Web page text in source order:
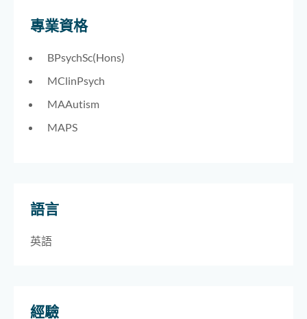
專業資格
BPsychSc(Hons)
MClinPsych
MAAutism
MAPS
語言
英語
經驗